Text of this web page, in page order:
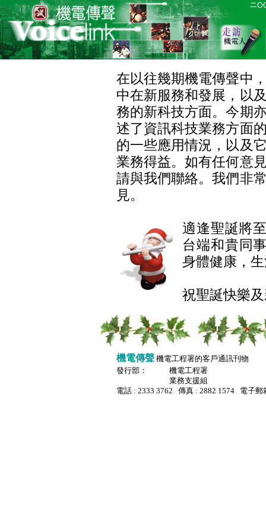
在以往幾期機電傳聲中
中在新服務和發展，以
務的新科技方面。今期
述了資訊科技業務方面
的一些應用情況，以及
業務得益。如有任何意
請與我們聯絡。我們非
見。
適逢聖誕將
台端和貴同
身體健康，
祝聖誕快樂
機電傳聲 機電工程署的客戶通訊刊物
發行部：
機電工程署
業務支援組
電話 : 2333 3762 傳真 : 2882 1574 電子郵